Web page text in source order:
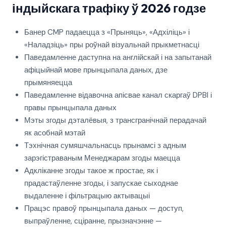
індыйскага трафіку ў 2026 годзе
Банер CMP падаецца з «Прыняць», «Адхіліць» і
«Наладзіць» пры роўнай візуальнай прыкметнасці
Паведамленне даступна на англійскай і на запытанай
афіцыйнай мове прынцыпала даных, дзе
прымяняецца
Паведамленне відавочна апісвае канал скаргаў DPBI і
правы прынцыпала даных
Мэты згоды дэталёвыя, з трансгранічнай перадачай
як асобнай мэтай
Тэхнічная сумяшчальнасць прынамсі з адным
зарэгістраваным Менеджарам згоды маецца
Адкліканне згоды такое ж простае, як і
прадастаўленне згоды, і запускае сыходнае
выдаленне і фільтрацыю актывацыі
Працэс правоў прынцыпала даных — доступ,
выпраўленне, сціранне, прызначэнне —